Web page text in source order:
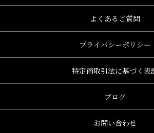
よくあるご質問
プライバシーポリシー
特定商取引法に基づく表
ブログ
お問い合わせ